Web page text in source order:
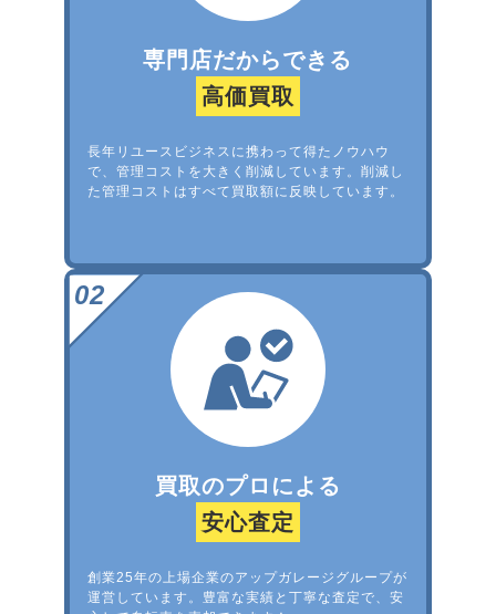
専門店だからできる
高価買取
長年リユースビジネスに携わって得たノウハウ
で、管理コストを大きく削減しています。削減し
た管理コストはすべて買取額に反映しています。
買取のプロによる
安心査定
創業25年の上場企業のアップガレージグループが
運営しています。豊富な実績と丁寧な査定で、安